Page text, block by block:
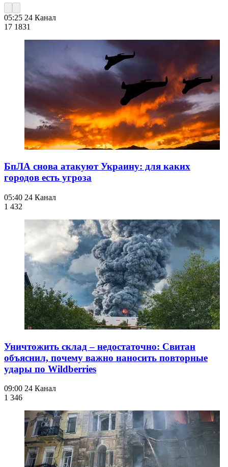
05:25 24 Канал
17 1831
БпЛА снова атакуют Украину: для каких
городов есть угроза
05:40 24 Канал
1 432
Уничтожить склад – недостаточно: Свитан
объяснил, почему важно наносить повторные
удары по Wildberries
09:00 24 Канал
1 346